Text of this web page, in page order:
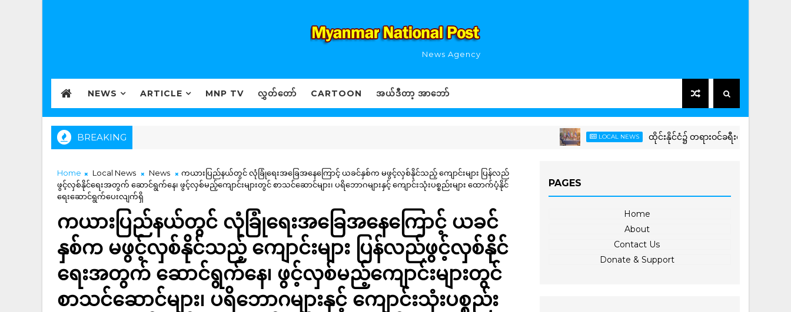
News Agency
NEWS ARTICLE MNP TV လွှတ်တော် CARTOON အယ်ဒီတာ့ အာဘော်
BREAKING LOCAL NEWS ထိုင်းနိုင်ငံ၌ တရားဝင်ခရီးစဉ် (Official Visit) ရေ
Home Local News News
ကယားပြည်နယ်တွင် လုံခြုံရေးအခြေအနေကြောင့် ယခင်နှစ်က မဖွင့်လှစ်နိုင်သည့် ကျောင်းများ ပြန်လည်
ဖွင့်လှစ်နိုင်ရေးအတွက် ဆောင်ရွက်နေ၊ ဖွင့်လှစ်မည့်ကျောင်းများတွင် စာသင်ဆောင်များ၊ ပရိဘောဂများနှင့် ကျောင်းသုံးပစ္စည်းများ ထောက်ပံ့နိုင်
ရေးဆောင်ရွက်ပေးလျက်ရှိ
ကယားပြည်နယ်တွင် လုံခြုံရေးအခြေအနေကြောင့် ယခင်
နှစ်က မဖွင့်လှစ်နိုင်သည့် ကျောင်းများ ပြန်လည်ဖွင့်လှစ်နိုင်
ရေးအတွက် ဆောင်ရွက်နေ၊ ဖွင့်လှစ်မည့်ကျောင်းများတွင်
စာသင်ဆောင်များ၊ ပရိဘောဂများနှင့် ကျောင်းသုံးပစ္စည်း
PAGES
Home
About
Contact Us
Donate & Support